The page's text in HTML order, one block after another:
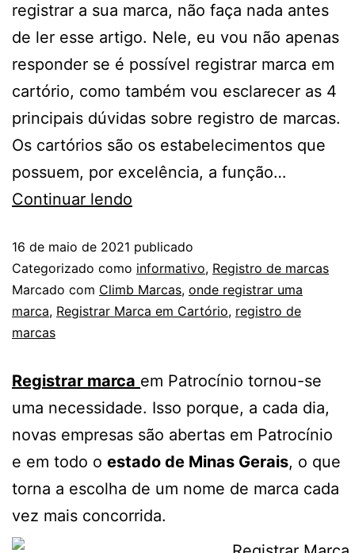
registrar a sua marca, não faça nada antes
de ler esse artigo. Nele, eu vou não apenas
responder se é possível registrar marca em
cartório, como também vou esclarecer as 4
principais dúvidas sobre registro de marcas.
Os cartórios são os estabelecimentos que
possuem, por excelência, a função…
Continuar lendo
16 de maio de 2021 publicado
Categorizado como informativo, Registro de marcas
Marcado com Climb Marcas, onde registrar uma
marca, Registrar Marca em Cartório, registro de
marcas
Registrar marca em Patrocínio tornou-se
uma necessidade. Isso porque, a cada dia,
novas empresas são abertas em Patrocínio
e em todo o estado de Minas Gerais, o que
torna a escolha de um nome de marca cada
vez mais concorrida.